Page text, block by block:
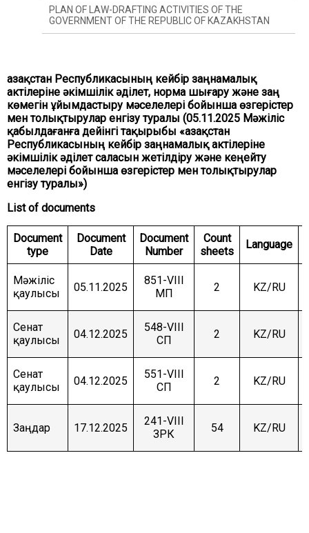
Қазақстан Республикасының кейбір заңнамалық
актілеріне әкімшілік әділет, норма шығару және заң
көмегін ұйымдастыру мәселелері бойынша өзгерістер
мен толықтырулар енгізу туралы (05.11.2025 Мәжіліс
қабылдағанға дейінгі тақырыбы «Қазақстан
Республикасының кейбір заңнамалық актілеріне
әкімшілік әділет саласын жетілдіру және кеңейту
мәселелері бойынша өзгерістер мен толықтырулар
енгізу туралы»)
List of documents
Document
type
Document
Date
Document
Number
Count
sheets
Language
Мәжіліс
қаулысы
05.11.2025
851-VIII
МП
2 KZ/RU
Сенат
қаулысы
04.12.2025
548-VIII
СП
2 KZ/RU
Сенат
қаулысы
04.12.2025
551-VIII
СП
2 KZ/RU
Заңдар 17.12.2025
241-VIII
ЗРК
54 KZ/RU
COMMITTEE ON FINANCES AND BUDGET
COMMITTEE ON INTERNATIONAL RELATIONS,
MANAGEMENT AND RURAL DEVELOPMENT
COMMITTEE ON SOCIAL AND CULTURAL
DEVELOPMENT AND SCIENCE
COMMITTEE ON ECONOMIC POLICY, INNOVATION
DEVELOPMENT AND ENTREPRENEURSHIP
PLAN OF LAW-DRAFTING ACTIVITIES OF THE
GOVERNMENT OF THE REPUBLIC OF KAZAKHSTAN